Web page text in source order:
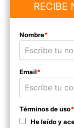
RECIBE
Nombre*
Email*
Términos de uso*
He leído y